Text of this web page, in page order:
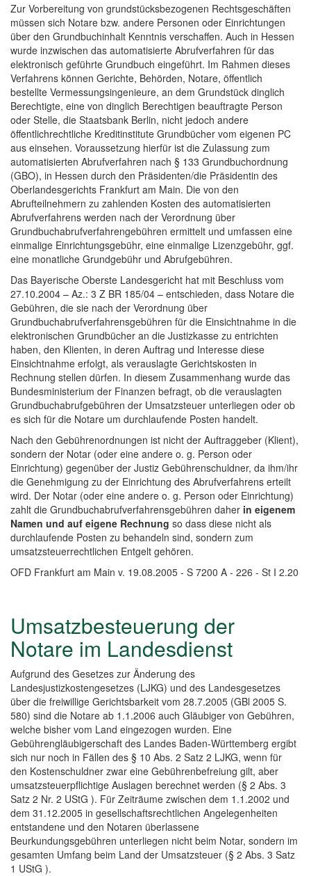
Zur Vorbereitung von grundstücksbezogenen Rechtsgeschäften
müssen sich Notare bzw. andere Personen oder Einrichtungen
über den Grundbuchinhalt Kenntnis verschaffen. Auch in Hessen
wurde inzwischen das automatisierte Abrufverfahren für das
elektronisch geführte Grundbuch eingeführt. Im Rahmen dieses
Verfahrens können Gerichte, Behörden, Notare, öffentlich
bestellte Vermessungsingenieure, an dem Grundstück dinglich
Berechtigte, eine von dinglich Berechtigen beauftragte Person
oder Stelle, die Staatsbank Berlin, nicht jedoch andere
öffentlichrechtliche Kreditinstitute Grundbücher vom eigenen PC
aus einsehen. Voraussetzung hierfür ist die Zulassung zum
automatisierten Abrufverfahren nach § 133 Grundbuchordnung
(GBO), in Hessen durch den Präsidenten/die Präsidentin des
Oberlandesgerichts Frankfurt am Main. Die von den
Abrufteilnehmern zu zahlenden Kosten des automatisierten
Abrufverfahrens werden nach der Verordnung über
Grundbuchabrufverfahrengebühren ermittelt und umfassen eine
einmalige Einrichtungsgebühr, eine einmalige Lizenzgebühr, ggf.
eine monatliche Grundgebühr und Abrufgebühren.
Das Bayerische Oberste Landesgericht hat mit Beschluss vom
27.10.2004 – Az.: 3 Z BR 185/04 – entschieden, dass Notare die
Gebühren, die sie nach der Verordnung über
Grundbuchabrufverfahrensgebühren für die Einsichtnahme in die
elektronischen Grundbücher an die Justizkasse zu entrichten
haben, den Klienten, in deren Auftrag und Interesse diese
Einsichtnahme erfolgt, als verauslagte Gerichtskosten in
Rechnung stellen dürfen. In diesem Zusammenhang wurde das
Bundesministerium der Finanzen befragt, ob die verauslagten
Grundbuchabrufgebühren der Umsatzsteuer unterliegen oder ob
es sich für die Notare um durchlaufende Posten handelt.
Nach den Gebührenordnungen ist nicht der Auftraggeber (Klient),
sondern der Notar (oder eine andere o. g. Person oder
Einrichtung) gegenüber der Justiz Gebührenschuldner, da ihm/ihr
die Genehmigung zu der Einrichtung des Abrufverfahrens erteilt
wird. Der Notar (oder eine andere o. g. Person oder Einrichtung)
zahlt die Grundbuchabrufverfahrensgebühren daher in eigenem
Namen und auf eigene Rechnung so dass diese nicht als
durchlaufende Posten zu behandeln sind, sondern zum
umsatzsteuerrechtlichen Entgelt gehören.
OFD Frankfurt am Main v. 19.08.2005 - S 7200 A - 226 - St I 2.20
Umsatzbesteuerung der
Notare im Landesdienst
Aufgrund des Gesetzes zur Änderung des
Landesjustizkostengesetzes (LJKG) und des Landesgesetzes
über die freiwillige Gerichtsbarkeit vom 28.7.2005 (GBl 2005 S.
580) sind die Notare ab 1.1.2006 auch Gläubiger von Gebühren,
welche bisher vom Land eingezogen wurden. Eine
Gebührengläubigerschaft des Landes Baden-Württemberg ergibt
sich nur noch in Fällen des § 10 Abs. 2 Satz 2 LJKG, wenn für
den Kostenschuldner zwar eine Gebührenbefreiung gilt, aber
umsatzsteuerpflichtige Auslagen berechnet werden (§ 2 Abs. 3
Satz 2 Nr. 2 UStG ). Für Zeiträume zwischen dem 1.1.2002 und
dem 31.12.2005 in gesellschaftsrechtlichen Angelegenheiten
entstandene und den Notaren überlassene
Beurkundungsgebühren unterliegen nicht beim Notar, sondern im
gesamten Umfang beim Land der Umsatzsteuer (§ 2 Abs. 3 Satz
1 UStG ).